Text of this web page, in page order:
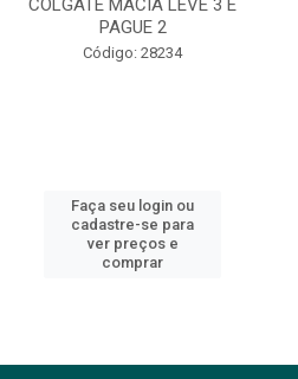
COLGATE MACIA LEVE 3 E
PAGUE 2
Código: 28234
Faça seu login ou
cadastre-se para
ver preços e
comprar